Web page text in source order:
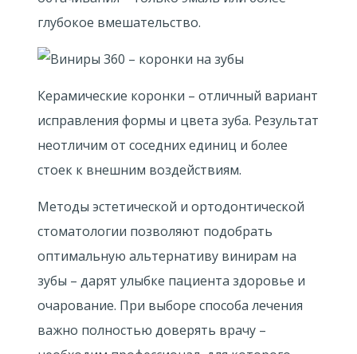
глубокое вмешательство.
Керамические коронки – отличный вариант
исправления формы и цвета зуба. Результат
неотличим от соседних единиц и более
стоек к внешним воздействиям.
Методы эстетической и ортодонтической
стоматологии позволяют подобрать
оптимальную альтернативу винирам на
зубы – дарят улыбке пациента здоровье и
очарование. При выборе способа лечения
важно полностью доверять врачу –